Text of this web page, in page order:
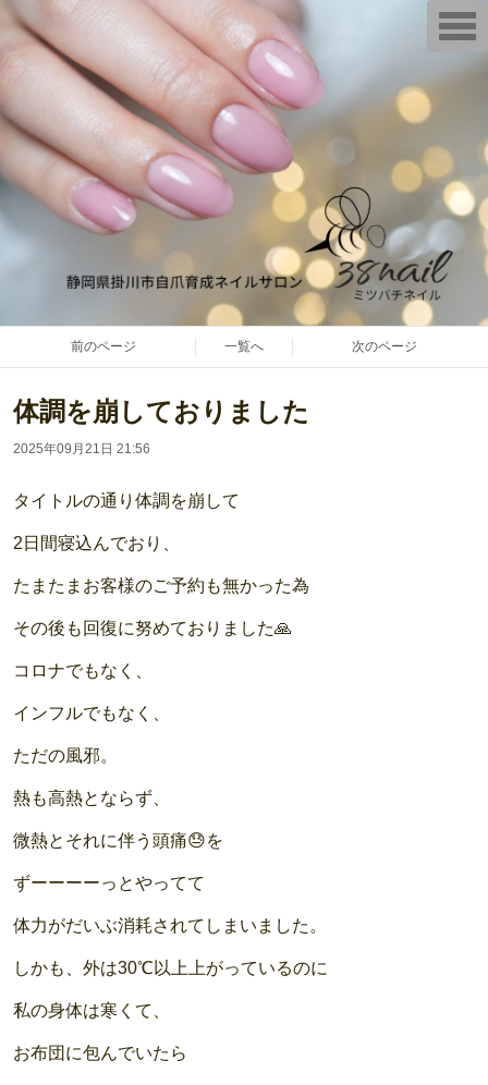
前のページ 一覧へ 次のページ
体調を崩しておりました
2025年09月21日 21:56
タイトルの通り体調を崩して
2日間寝込んでおり、
たまたまお客様のご予約も無かった為
その後も回復に努めておりました🙏
コロナでもなく、
インフルでもなく、
ただの風邪。
熱も高熱とならず、
微熱とそれに伴う頭痛😓を
ずーーーーっとやってて
体力がだいぶ消耗されてしまいました。
しかも、外は30℃以上上がっているのに
私の身体は寒くて、
お布団に包んでいたら
T
o
g
t
o